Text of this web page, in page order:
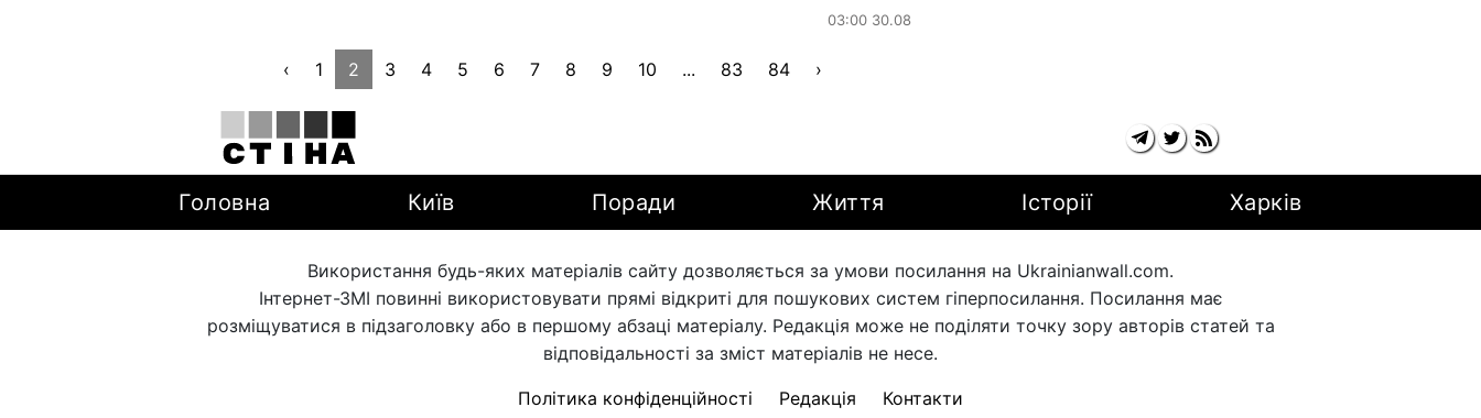
03:00 30.08
‹ 1 2 3 4 5 6 7 8 9 10 ... 83 84 ›
Головна Київ Поради Життя Історії Харків
Використання будь-яких матеріалів сайту дозволяється за умови посилання на Ukrainianwall.com.
Інтернет-ЗМІ повинні використовувати прямі відкриті для пошукових систем гіперпосилання. Посилання має
розміщуватися в підзаголовку або в першому абзаці матеріалу. Редакція може не поділяти точку зору авторів статей та
відповідальності за зміст матеріалів не несе.
Політика конфіденційності Редакція Контакти